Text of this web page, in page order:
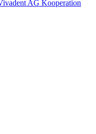
AG Kooperation